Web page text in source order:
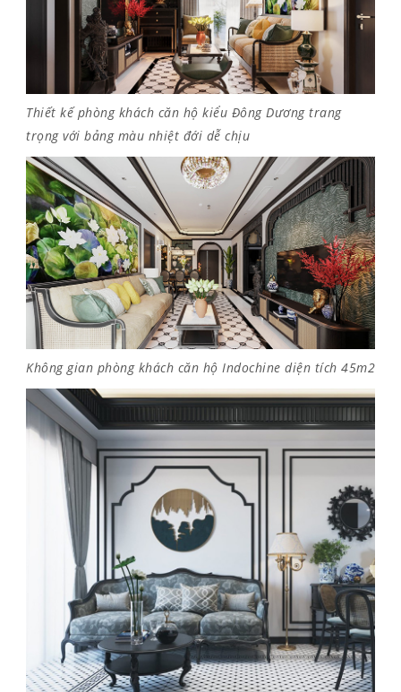
Thiết kế phòng khách căn hộ kiểu Đông Dương trang
trọng với bảng màu nhiệt đới dễ chịu
Không gian phòng khách căn hộ Indochine diện tích 45m2